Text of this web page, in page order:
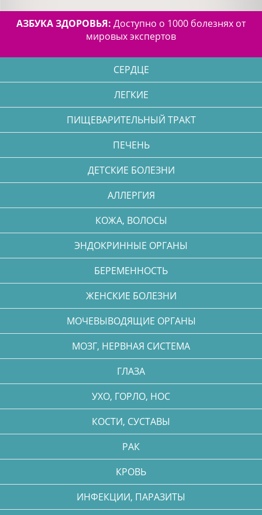
АЗБУКА ЗДОРОВЬЯ: Доступно о 1000 болезнях от
мировых экспертов
СЕРДЦЕ
ЛЕГКИЕ
ПИЩЕВАРИТЕЛЬНЫЙ ТРАКТ
ПЕЧЕНЬ
ДЕТСКИЕ БОЛЕЗНИ
АЛЛЕРГИЯ
КОЖА, ВОЛОСЫ
ЭНДОКРИННЫЕ ОРГАНЫ
БЕРЕМЕННОСТЬ
ЖЕНСКИЕ БОЛЕЗНИ
МОЧЕВЫВОДЯЩИЕ ОРГАНЫ
МОЗГ, НЕРВНАЯ СИСТЕМА
ГЛАЗА
УХО, ГОРЛО, НОС
КОСТИ, СУСТАВЫ
РАК
КРОВЬ
ИНФЕКЦИИ, ПАРАЗИТЫ